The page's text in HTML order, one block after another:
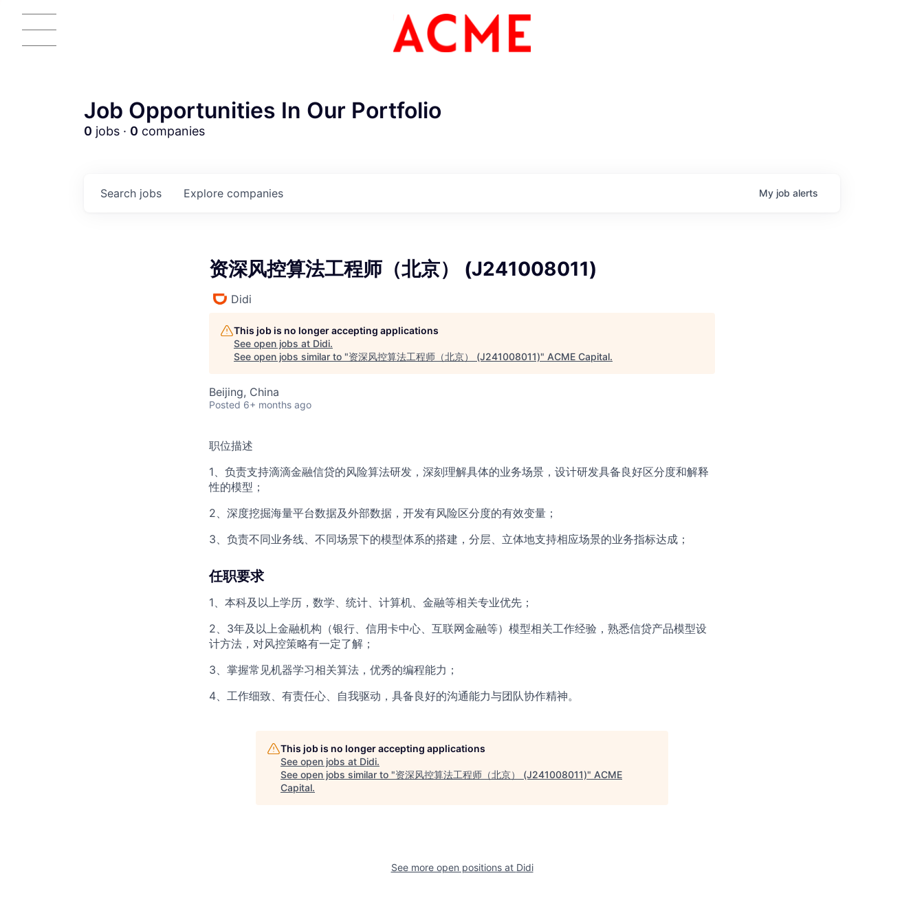
ACME Homepage
Job Opportunities In Our Portfolio
0 jobs · 0 companies
Search jobs Explore companies My job alerts
资深风控算法工程师（北京） (J241008011)
Didi
This job is no longer accepting applications
See open jobs at Didi.
See open jobs similar to "资深风控算法工程师（北京） (J241008011)" ACME Capital.
Beijing, China
Posted 6+ months ago
职位描述
1、负责支持滴滴金融信贷的风险算法研发，深刻理解具体的业务场景，设计研发具备良好区分度和解释
性的模型；
2、深度挖掘海量平台数据及外部数据，开发有风险区分度的有效变量；
3、负责不同业务线、不同场景下的模型体系的搭建，分层、立体地支持相应场景的业务指标达成；
任职要求
1、本科及以上学历，数学、统计、计算机、金融等相关专业优先；
2、3年及以上金融机构（银行、信用卡中心、互联网金融等）模型相关工作经验，熟悉信贷产品模型设
计方法，对风控策略有一定了解；
3、掌握常见机器学习相关算法，优秀的编程能力；
4、工作细致、有责任心、自我驱动，具备良好的沟通能力与团队协作精神。
This job is no longer accepting applications
See open jobs at Didi.
See open jobs similar to "资深风控算法工程师（北京） (J241008011)" ACME
Capital.
See more open positions at Didi